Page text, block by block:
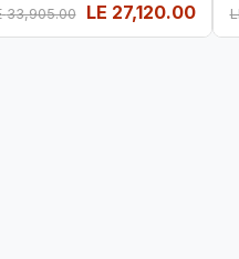
27,120.00
33,905.00
LE